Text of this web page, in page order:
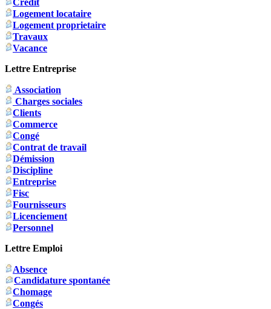
Crédit
Logement locataire
Logement proprietaire
Travaux
Vacance
Lettre Entreprise
Association
Charges sociales
Clients
Commerce
Congé
Contrat de travail
Démission
Discipline
Entreprise
Fisc
Fournisseurs
Licenciement
Personnel
Lettre Emploi
Absence
Candidature spontanée
Chomage
Congés